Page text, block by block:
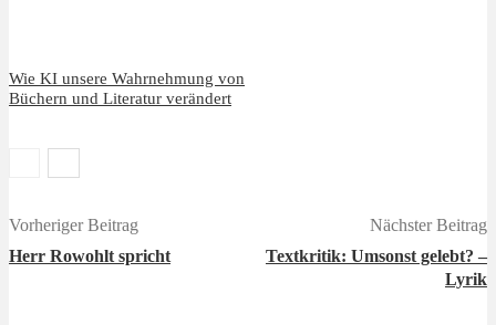
Wie KI unsere Wahrnehmung von
Büchern und Literatur verändert
Vorheriger Beitrag
Herr Rowohlt spricht
Nächster Beitrag
Textkritik: Umsonst gelebt? –
Lyrik